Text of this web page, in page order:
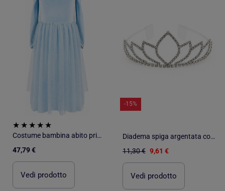
Costume bambina abito principessa regina delle nevi in velluto | Great Pretenders
47,79 €
Vedi prodotto
-15%
Diadema spiga argentata costume principessa bambina | Labay
11,30 € 9,61 €
Vedi prodotto